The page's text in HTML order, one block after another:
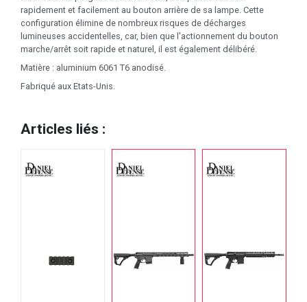
rapidement et facilement au bouton arrière de sa lampe. Cette
configuration élimine de nombreux risques de décharges
lumineuses accidentelles, car, bien que l'actionnement du bouton
marche/arrêt soit rapide et naturel, il est également délibéré.
Matière : aluminium 6061 T6 anodisé.
Fabriqué aux Etats-Unis.
Articles liés :